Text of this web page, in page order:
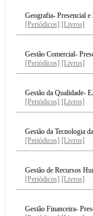
Geografia- Presencial
[Periódicos] [Livros]
Gestão Comercial-
[Periódicos] [Livros]
Gestão da Qualidade-
[Periódicos] [Livros]
Gestão da Tecnologia
[Periódicos] [Livros]
Gestão de Recursos
[Periódicos] [Livros]
Gestão Financeira-